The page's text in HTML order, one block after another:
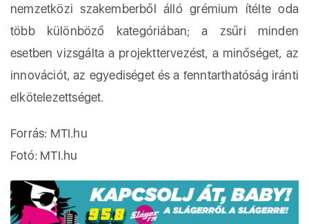
nemzetközi szakemberből álló grémium ítélte oda
több különböző kategóriában; a zsűri minden
esetben vizsgálta a projekttervezést, a minőséget, az
innovációt, az egyediséget és a fenntarthatóság iránti
elkötelezettséget.
Forrás: MTI.hu
Fotó: MTI.hu